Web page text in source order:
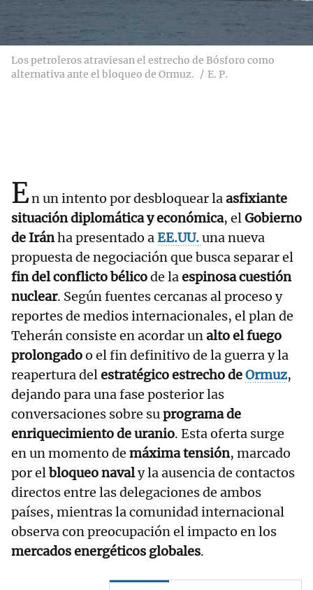
Los petroleros atraviesan el estrecho de Bósforo como
alternativa ante el bloqueo de Ormuz.
E. P.
En un intento por desbloquear laasfixiante
situación diplomática y económica, elGobierno
de Iránha presentado aEE.UU.una nueva
propuesta de negociación que busca separar el
fin del conflicto bélicode laespinosa cuestión
nuclear. Según fuentes cercanas al proceso y
reportes de medios internacionales, el plan de
Teherán consiste en acordar unalto el fuego
prolongadoo el fin definitivo de la guerra y la
reapertura delestratégico estrecho deOrmuz,
dejando para una fase posterior las
conversaciones sobre suprograma de
enriquecimiento de uranio. Esta oferta surge
en un momento de máxima tensión, marcado
por elbloqueo navaly la ausencia de contactos
directos entre las delegaciones de ambos
países, mientras la comunidad internacional
observa con preocupación el impacto en los
mercados energéticos globales.